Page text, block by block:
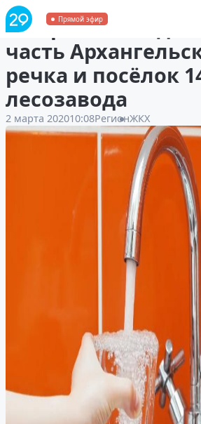
Прямой эфир
2 марта без воды
часть
речка и посёлок
лесозавода
2 марта 202010:08РегионЖКХ